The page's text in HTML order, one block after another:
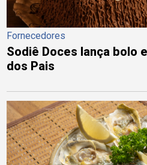
Fornecedores
Sodiê Doces lança bolo
dos Pais